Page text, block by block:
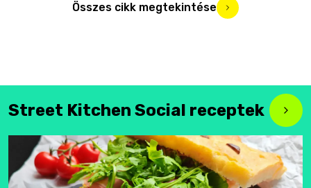
Összes cikk megtekintése
Street Kitchen Social receptek